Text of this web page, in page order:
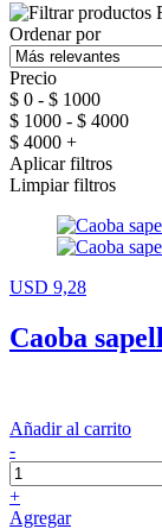
Ordenar por
Precio
$ 0 - $ 1000
$ 1000 - $ 4000
$ 4000 +
Aplicar filtros
Limpiar filtros
USD 9,28
Caoba
Añadir al carrito
-
+
Agregar